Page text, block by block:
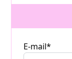
E-mail*